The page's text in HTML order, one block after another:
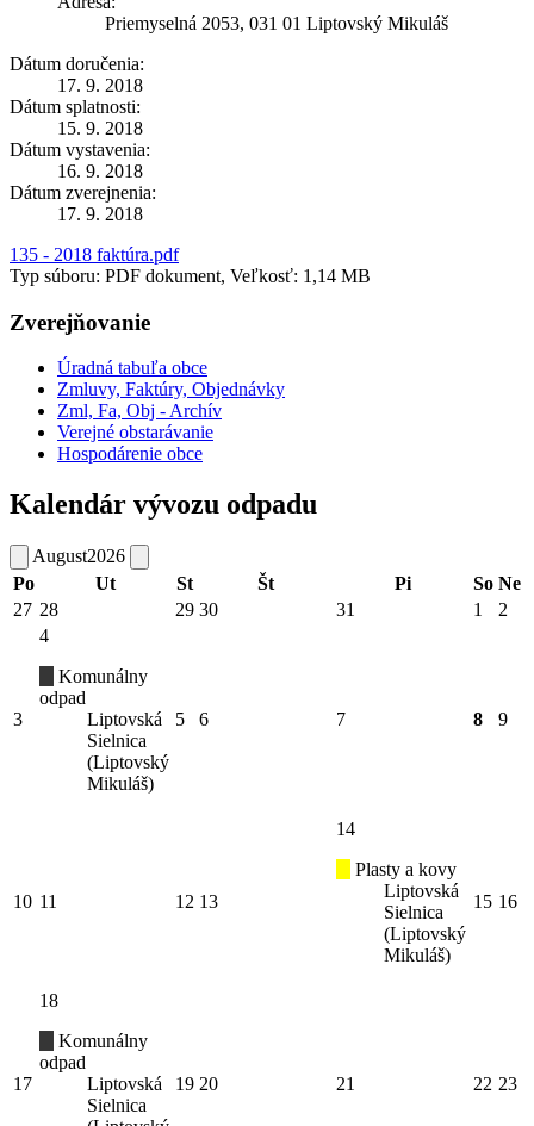
Priemyselná 2053, 031 01 Liptovský Mikuláš
Dátum doručenia:
17. 9. 2018
Dátum splatnosti:
15. 9. 2018
Dátum vystavenia:
16. 9. 2018
Dátum zverejnenia:
17. 9. 2018
135 - 2018 faktúra.pdf
Typ súboru: PDF dokument, Veľkosť: 1,14 MB
Zverejňovanie
Úradná tabuľa obce
Zmluvy, Faktúry, Objednávky
Zml, Fa, Obj - Archív
Verejné obstarávanie
Hospodárenie obce
Kalendár vývozu odpadu
August2026
Po
Ut St Št Pi So Ne
27 28 29 30 31 1 2
3
4
Komunálny
odpad
Liptovská
Sielnica
(Liptovský
Mikuláš)
5 6 7 8 9
10 11 12 13
14
Plasty a kovy
Liptovská
Sielnica
(Liptovský
Mikuláš)
15 16
17
18
Komunálny
odpad
Liptovská
Sielnica
19 20 21 22 23